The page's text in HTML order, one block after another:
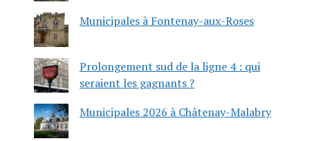
Municipales à Fontenay-aux-Roses
Prolongement sud de la ligne 4 : qui
seraient les gagnants ?
Municipales 2026 à Châtenay-Malabry